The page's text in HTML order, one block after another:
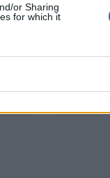
or Sharing
for which it